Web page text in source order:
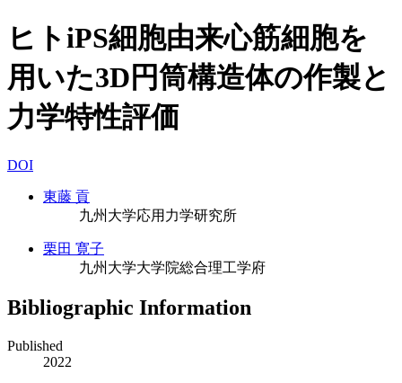
ヒトiPS細胞由来心筋細胞を
用いた3D円筒構造体の作製と
力学特性評価
DOI
東藤 貢
九州大学応用力学研究所
栗田 寛子
九州大学大学院総合理工学府
Bibliographic Information
Published
2022